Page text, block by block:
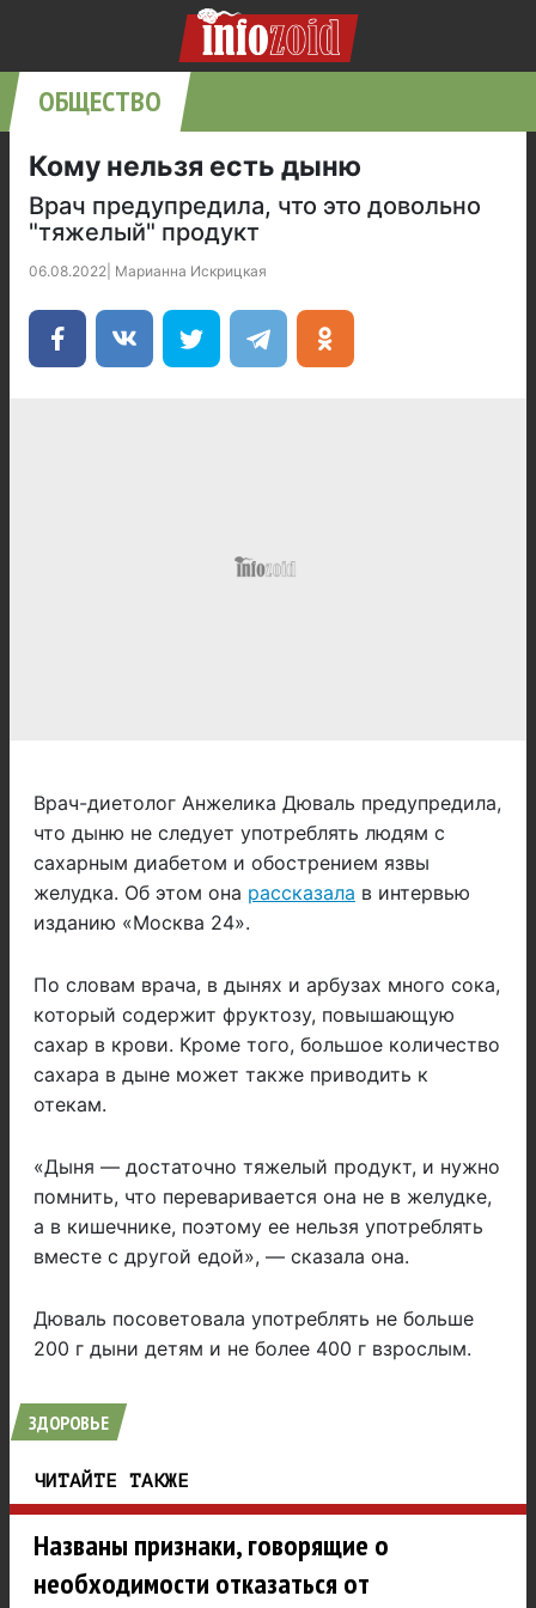
ОБЩЕСТВО
Кому нельзя есть дыню
Врач предупредила, что это довольно
"тяжелый" продукт
06.08.2022 Марианна Искрицкая
Врач-диетолог Анжелика Дюваль предупредила,
что дыню не следует употреблять людям с
сахарным диабетом и обострением язвы
желудка. Об этом она рассказала в интервью
изданию «Москва 24».
По словам врача, в дынях и арбузах много сока,
который содержит фруктозу, повышающую
сахар в крови. Кроме того, большое количество
сахара в дыне может также приводить к
отекам.
«Дыня — достаточно тяжелый продукт, и нужно
помнить, что переваривается она не в желудке,
а в кишечнике, поэтому ее нельзя употреблять
вместе с другой едой», — сказала она.
Дюваль посоветовала употреблять не больше
200 г дыни детям и не более 400 г взрослым.
ЗДОРОВЬЕ
ЧИТАЙТЕ ТАКЖЕ
Названы признаки, говорящие о
необходимости отказаться от